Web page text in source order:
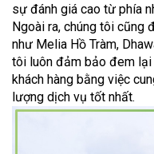
sự đánh giá cao từ phía
Ngoài ra, chúng tôi cũng
như Melia Hồ Tràm,
tôi luôn đảm bảo đem
khách hàng bằng việc
lượng dịch vụ tốt nhất.